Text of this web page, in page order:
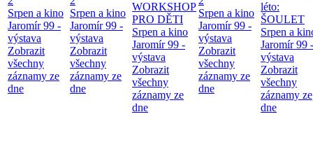
Srpen a kino
Jaromír 99 -
výstava
Zobrazit
všechny
záznamy ze
dne
Srpen a kino
Jaromír 99 -
výstava
Zobrazit
všechny
záznamy ze
dne
WORKSHOP
PRO DĚTI
Srpen a kino
Jaromír 99 -
výstava
Zobrazit
všechny
záznamy ze
dne
Srpen a kino
Jaromír 99 -
výstava
Zobrazit
všechny
záznamy ze
dne
léto:
ŠOULET
Srpen a
Jaromír 99 -
výstava
Zobrazit
všechny
záznamy ze
dne